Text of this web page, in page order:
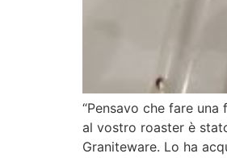
“Pensavo che fare
al vostro roaster è
Graniteware. Lo ha